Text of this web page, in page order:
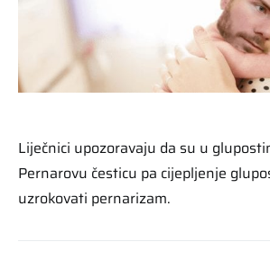
Liječnici upozoravaju da su u
Pernarovu česticu pa cijepljenje
uzrokovati pernarizam.